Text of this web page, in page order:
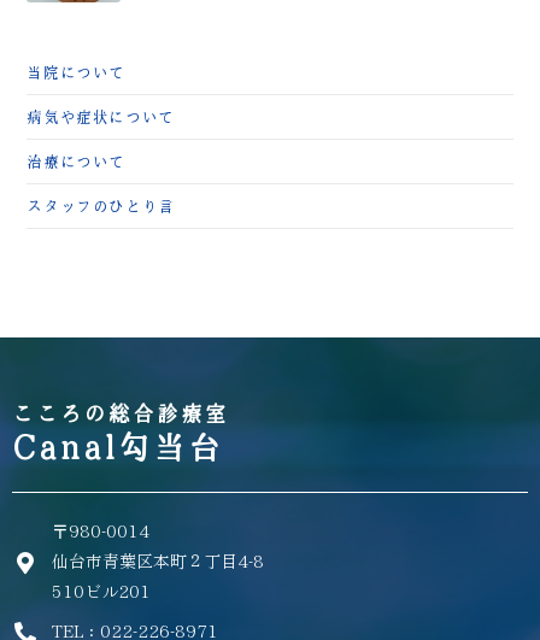
当院について
病気や症状について
治療について
スタッフのひとり言
こころの総合診療室
Canal勾当台
〒980-0014
仙台市青葉区本町２丁目4-8
510ビル201
TEL：022-226-8971